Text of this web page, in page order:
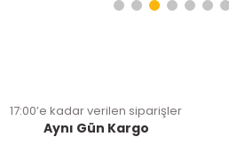
17:00’e kadar verilen siparişler
Aynı Gün Kargo